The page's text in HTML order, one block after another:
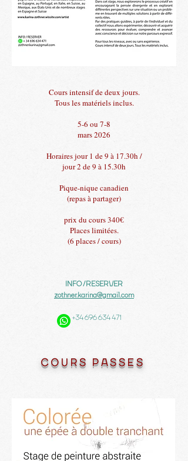
Cours intensif de deux jours.
Tous les matériels inclus.
5-6 ou 7-8
mars 2026
Horaires jour 1 de 9 à 17.30h /
jour 2 de 9 à 15.30h
Pique-nique canadien
(repas à partager)
prix du cours 340€
Places limitées.
(6 places / cours)
INFO /RESERVER​
zothner.karina@gmail.com
​+34696 634 471
COURS PASSES